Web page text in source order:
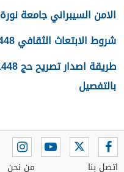
الامن السيبراني جامعة نورة 1448 الشروط وخطوات التقديم
شروط الابتعاث الثقافي 1448
بالتفصيل
اتصل بنا من نحن